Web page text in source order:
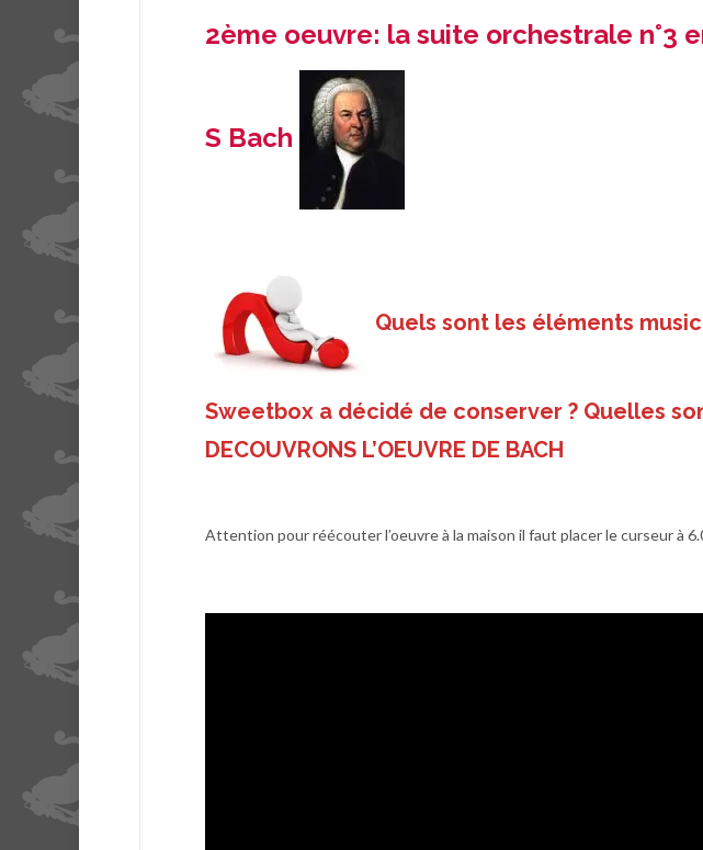
2ème oeuvre: la suite orchestrale n°3
S Bach
Quels sont les éléments
Sweetbox a décidé de conserver ? Quelles
DECOUVRONS L’OEUVRE DE BACH
Attention pour réécouter l’oeuvre à la maison il faut placer le curseur à